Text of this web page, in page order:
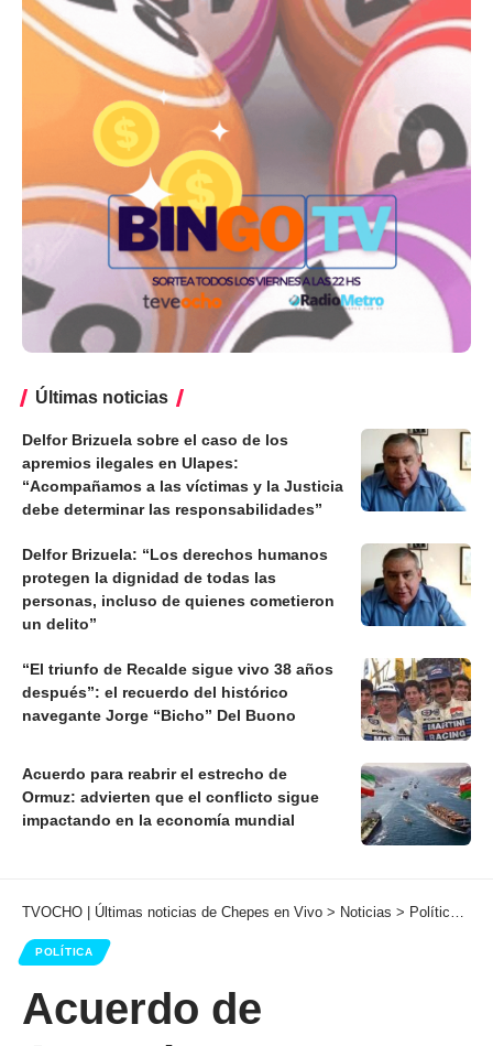
Últimas noticias
Delfor Brizuela sobre el caso de los
apremios ilegales en Ulapes:
“Acompañamos a las víctimas y la Justicia
debe determinar las responsabilidades”
Delfor Brizuela: “Los derechos humanos
protegen la dignidad de todas las
personas, incluso de quienes cometieron
un delito”
“El triunfo de Recalde sigue vivo 38 años
después”: el recuerdo del histórico
navegante Jorge “Bicho” Del Buono
Acuerdo para reabrir el estrecho de
Ormuz: advierten que el conflicto sigue
impactando en la economía mundial
TVOCHO | Últimas noticias de Chepes en Vivo > Noticias > Política
POLÍTICA
Acuerdo de